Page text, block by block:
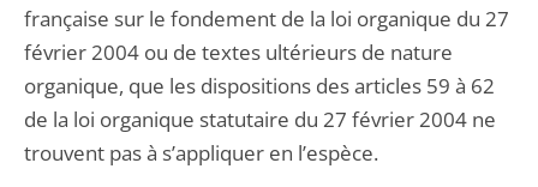
française sur le fondement de la loi organique du 27
février 2004 ou de textes ultérieurs de nature
organique, que les dispositions des articles 59 à 62
de la loi organique statutaire du 27 février 2004 ne
trouvent pas à s’appliquer en l’espèce.